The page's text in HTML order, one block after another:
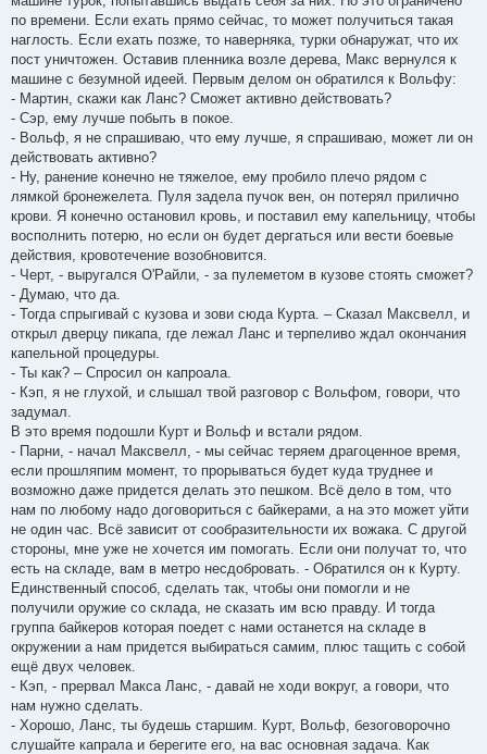
по времени. Если ехать прямо сейчас, то может получиться такая
наглость. Если ехать позже, то наверняка, турки обнаружат, что их
пост уничтожен. Оставив пленника возле дерева, Макс вернулся к
машине с безумной идеей. Первым делом он обратился к Вольфу:
- Мартин, скажи как Ланс? Сможет активно действовать?
- Сэр, ему лучше побыть в покое.
- Вольф, я не спрашиваю, что ему лучше, я спрашиваю, может ли он
действовать активно?
- Ну, ранение конечно не тяжелое, ему пробило плечо рядом с
лямкой бронежелета. Пуля задела пучок вен, он потерял прилично
крови. Я конечно остановил кровь, и поставил ему капельницу, чтобы
восполнить потерю, но если он будет дергаться или вести боевые
действия, кровотечение возобновится.
- Черт, - выругался О'Райли, - за пулеметом в кузове стоять сможет?
- Думаю, что да.
- Тогда спрыгивай с кузова и зови сюда Курта. – Сказал Максвелл, и
открыл дверцу пикапа, где лежал Ланс и терпеливо ждал окончания
капельной процедуры.
- Ты как? – Спросил он капроала.
- Кэп, я не глухой, и слышал твой разговор с Вольфом, говори, что
задумал.
В это время подошли Курт и Вольф и встали рядом.
- Парни, - начал Максвелл, - мы сейчас теряем драгоценное время,
если прошляпим момент, то прорываться будет куда труднее и
возможно даже придется делать это пешком. Всё дело в том, что
нам по любому надо договориться с байкерами, а на это может уйти
не один час. Всё зависит от сообразительности их вожака. С другой
стороны, мне уже не хочется им помогать. Если они получат то, что
есть на складе, вам в метро несдобровать. - Обратился он к Курту.
Единственный способ, сделать так, чтобы они помогли и не
получили оружие со склада, не сказать им всю правду. И тогда
группа байкеров которая поедет с нами останется на складе в
окружении а нам придется выбираться самим, плюс тащить с собой
ещё двух человек.
- Кэп, - прервал Макса Ланс, - давай не ходи вокруг, а говори, что
нам нужно сделать.
- Хорошо, Ланс, ты будешь старшим. Курт, Вольф, безоговорочно
слушайте капрала и берегите его, на вас основная задача. Как